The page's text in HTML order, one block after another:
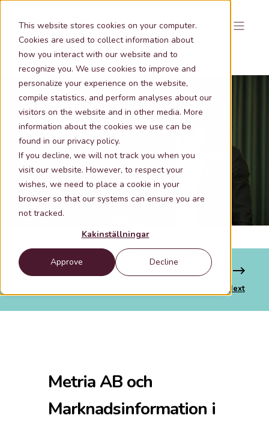
This website stores cookies on your computer.
Cookies are used to collect information about
how you interact with our website and to
recognize you. We use cookies to improve and
personalize your experience on the website,
compile statistics, and perform analyses about our
visitors on the website and in other media. More
information about the cookies we use can be
found in our privacy policy.
If you decline, we will not track you when you
visit our website. However, to respect your
wishes, we need to place a cookie in your
browser so that our systems can ensure you are
not tracked.
Kakinställningar
Approve Decline
Jan 31, 2023 8:00:00 AM 1 min lästid
Metria AB and Marknadsinformation i
Sverige AB strengthen cooperation
Next
Metria AB och
Marknadsinformation i